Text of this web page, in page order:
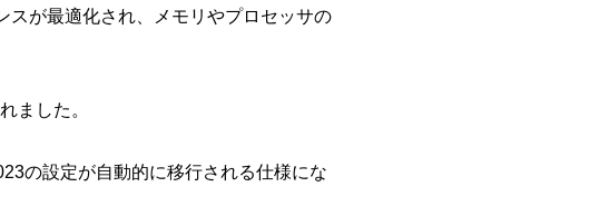
スが最適化され、メモリやプロセッサの
ました。
の設定が自動的に移行される仕様にな